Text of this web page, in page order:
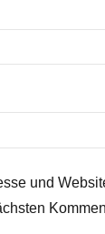
und